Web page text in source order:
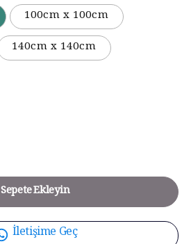
100cm x 100cm
140cm x 140cm
Sepete Ekleyin
İletişime Geç